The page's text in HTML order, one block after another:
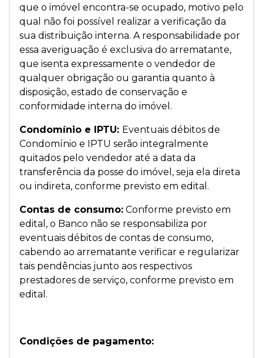
que o imóvel encontra-se ocupado, motivo pelo
qual não foi possível realizar a verificação da
sua distribuição interna. A responsabilidade por
essa averiguação é exclusiva do arrematante,
que isenta expressamente o vendedor de
qualquer obrigação ou garantia quanto à
disposição, estado de conservação e
conformidade interna do imóvel.
Condomínio e IPTU: Eventuais débitos de
Condomínio e IPTU serão integralmente
quitados pelo vendedor até a data da
transferência da posse do imóvel, seja ela direta
ou indireta, conforme previsto em edital.
Contas de consumo: Conforme previsto em
edital, o Banco não se responsabiliza por
eventuais débitos de contas de consumo,
cabendo ao arrematante verificar e regularizar
tais pendências junto aos respectivos
prestadores de serviço, conforme previsto em
edital.
Condições de pagamento: